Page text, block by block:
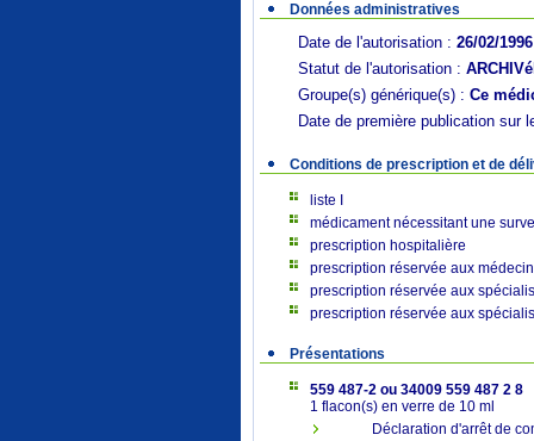
Données administratives
Date de l'autorisation : 26/02/1996
Statut de l'autorisation :
Groupe(s) générique(s) : Ce
Date de première publication sur
Conditions de prescription et de
liste I
médicament nécessitant une
prescription hospitalière
prescription réservée aux
prescription réservée aux
prescription réservée aux
Présentations
559 487-2 ou 34009 559 487 2 8
1 flacon(s) en verre de 10 ml
Déclaration d'arrêt de